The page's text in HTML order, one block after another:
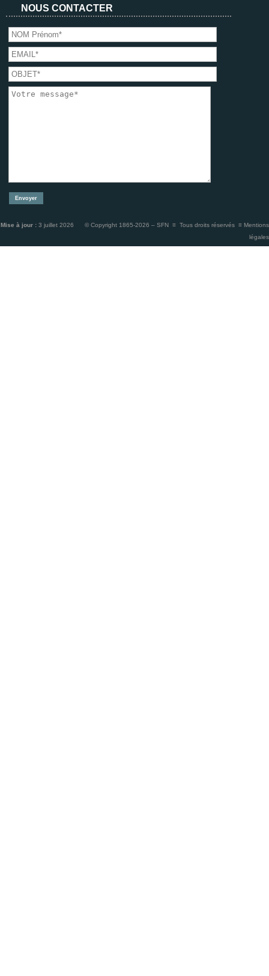
NOUS CONTACTER
Mise à jour : 3 juillet 2026 © Copyright 1865-2026 – SFN ≡ Tous droits réservés ≡ Mentions
légales